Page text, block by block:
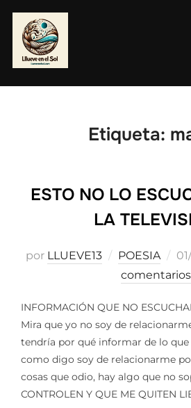
contenido
Etiqueta:
ESTO NO LO
LA
por LLUEVE13 POESIA
el
comentarios
INFORMACIÓN QUE NO
Mira que yo no soy de
tendría por qué informar de lo que
como digo soy de relacionarme
cosas que odio, hay algo que no
CONTROLEN Y QUE ME QUITEN